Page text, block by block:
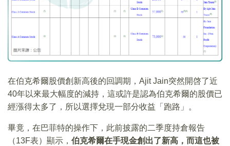
在伯克希爾股價創新高後的回調期，Ajit Jain突然開啓了近
40年以來最大幅度的減持，這或許是認為伯克希爾的股價已
經漲得太多了，所以選擇兌現一部分收益「跑路」。
畢竟，在巴菲特的操作下，此前披露的二季度持倉報告
（13F表）顯示， 伯克希爾在手現金創出了新高，而這也被